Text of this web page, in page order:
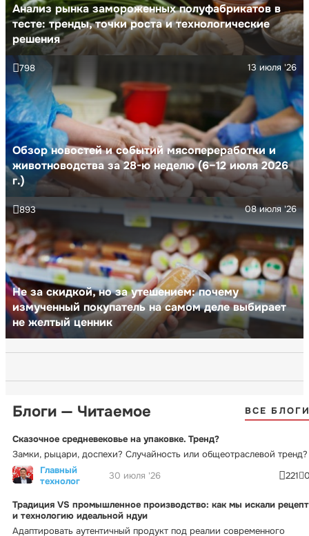
Анализ рынка замороженных полуфабрикатов в
тесте: тренды, точки роста и технологические
решения
Обзор новостей и событий мясопереработки и
животноводства за 28-ю неделю (6–12 июля 2026
г.)
13 июля '26
798
Не за скидкой, но за утешением: почему
измученный покупатель на самом деле выбирает
не желтый ценник
08 июля '26
893
Блоги — Читаемое ВСЕ
Сказочное средневековье на упаковке. Тренд?
Замки, рыцари, доспехи? Случайность или общеотраслевой тренд?
Главный
технолог
30 июля '26 221
Традиция VS промышленное производство: как мы искали рецепт
и технологию идеальной ндуи
Адаптировать аутентичный продукт под реалии современного